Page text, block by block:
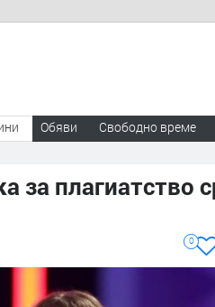
Обяви Свободно време
за плагиатство
0